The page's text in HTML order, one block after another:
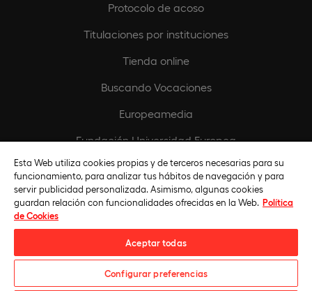
Protocolo de acoso
Titulaciones por instituciones
Tienda online
Buscando Vocaciones
Europeamedia
Fundación Universidad Europea
Únete al equipo
Universidad Europea © 2026. Todos Los Derechos Reservados
Esta Web utiliza cookies propias y de terceros necesarias para su
funcionamiento, para analizar tus hábitos de navegación y para
servir publicidad personalizada. Asimismo, algunas cookies
guardan relación con funcionalidades ofrecidas en la Web. Política
de Cookies
Aceptar todas
Configurar preferencias